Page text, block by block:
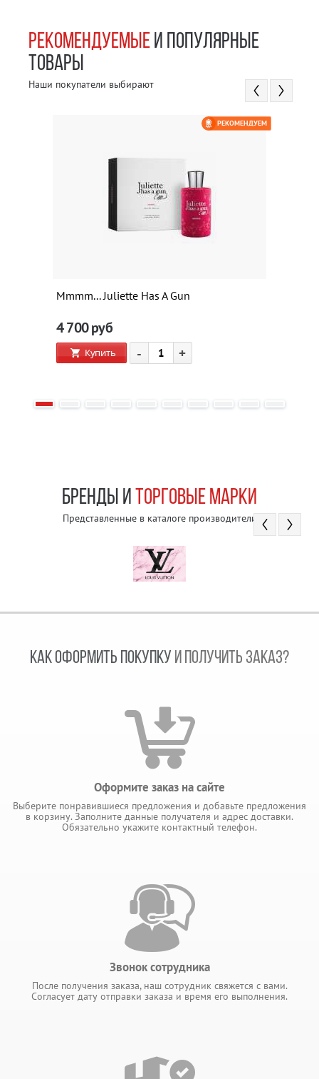
РЕКОМЕНДУЕМЫЕИ ПОПУЛЯРНЫЕ
ТОВАРЫ
Наши покупатели выбирают
Mmmm... Juliette Has A Gun
4 700руб
Купить - +
РЕКОМЕНДУЕМ
БРЕНДЫ И ТОРГОВЫЕ МАРКИ
Представленные в каталоге производители
КАК ОФОРМИТЬ ПОКУПКУ И ПОЛУЧИТЬ ЗАКАЗ?
Оформите заказ на сайте
Выберите понравившиеся предложения и добавьте предложения
в корзину. Заполните данные получателя и адрес доставки.
Обязательно укажите контактный телефон.
Звонок сотрудника
После получения заказа, наш сотрудник свяжется с вами.
Согласует дату отправки заказа и время его выполнения.